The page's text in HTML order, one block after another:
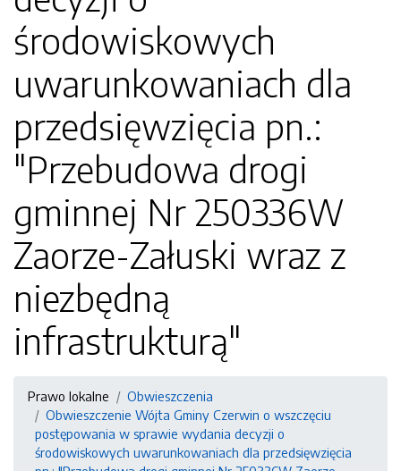
środowiskowych
uwarunkowaniach dla
przedsięwzięcia pn.:
"Przebudowa drogi
gminnej Nr 250336W
Zaorze-Załuski wraz z
niezbędną
infrastrukturą"
Prawo lokalne
Obwieszczenia
Obwieszczenie Wójta Gminy Czerwin o wszczęciu
postępowania w sprawie wydania decyzji o
środowiskowych uwarunkowaniach dla przedsięwzięcia